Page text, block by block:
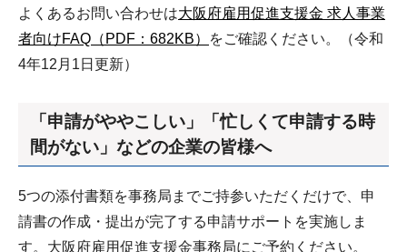
よくあるお問い合わせは大阪府雇用促進支援金 求人事業
者向けFAQ（PDF：682KB）
をご確認ください。（令和
4年12月1日更新）
「申請がややこしい」「忙しくて申請する時
間がない」などの企業の皆様へ
5つの添付書類を事務局までご持参いただくだけで、申
請書の作成・提出が完了する申請サポートを実施しま
す。大阪府雇用促進支援金事務局にご予約ください。